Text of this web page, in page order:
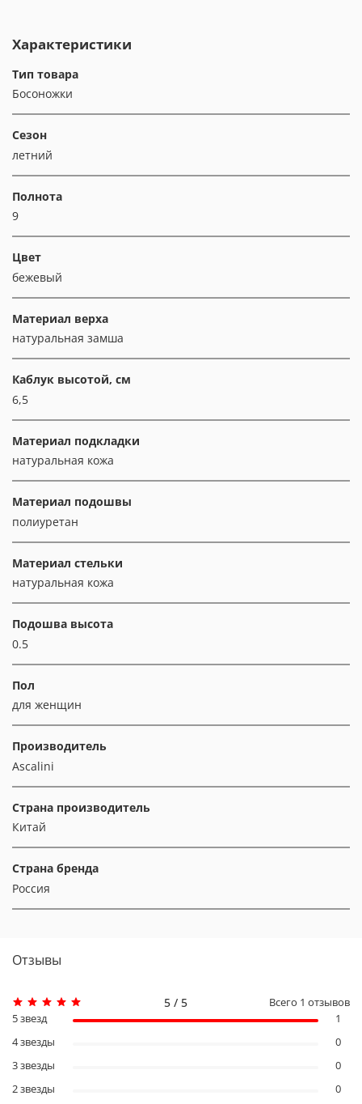
Характеристики
Тип товара
Босоножки
Сезон
летний
Полнота
9
Цвет
бежевый
Материал верха
натуральная замша
Каблук высотой, см
6,5
Материал подкладки
натуральная кожа
Материал подошвы
полиуретан
Материал стельки
натуральная кожа
Подошва высота
0.5
Пол
для женщин
Производитель
Ascalini
Страна производитель
Китай
Страна бренда
Россия
Отзывы
5 / 5 Всего 1 отзывов
5 звезд
1
4 звезды
0
3 звезды
0
2 звезды
0